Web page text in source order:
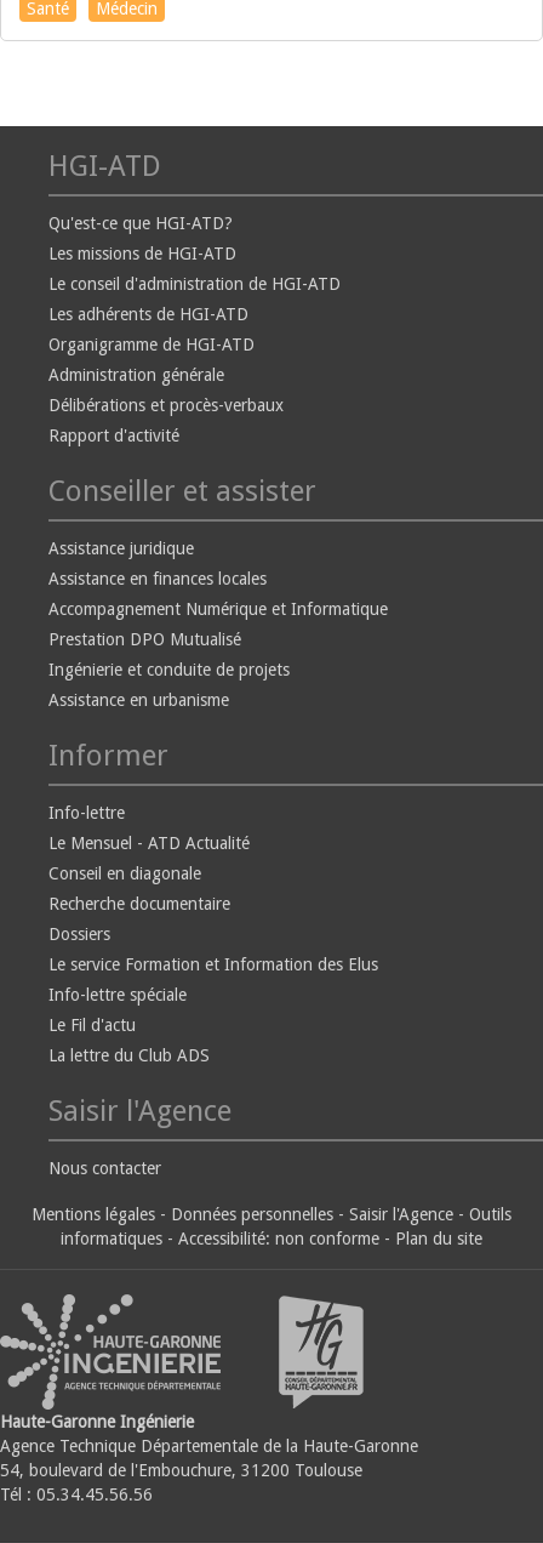
Santé Médecin
HGI-ATD
Qu'est-ce que HGI-ATD?
Les missions de HGI-ATD
Le conseil d'administration de HGI-ATD
Les adhérents de HGI-ATD
Organigramme de HGI-ATD
Administration générale
Délibérations et procès-verbaux
Rapport d'activité
Conseiller et assister
Assistance juridique
Assistance en finances locales
Accompagnement Numérique et Informatique
Prestation DPO Mutualisé
Ingénierie et conduite de projets
Assistance en urbanisme
Informer
Info-lettre
Le Mensuel - ATD Actualité
Conseil en diagonale
Recherche documentaire
Dossiers
Le service Formation et Information des Elus
Info-lettre spéciale
Le Fil d'actu
La lettre du Club ADS
Saisir l'Agence
Nous contacter
Mentions légales - Données personnelles - Saisir l'Agence - Outils
informatiques - Accessibilité: non conforme - Plan du site
Haute-Garonne Ingénierie
Agence Technique Départementale de la Haute-Garonne
54, boulevard de l'Embouchure, 31200 Toulouse
Tél : 05.34.45.56.56